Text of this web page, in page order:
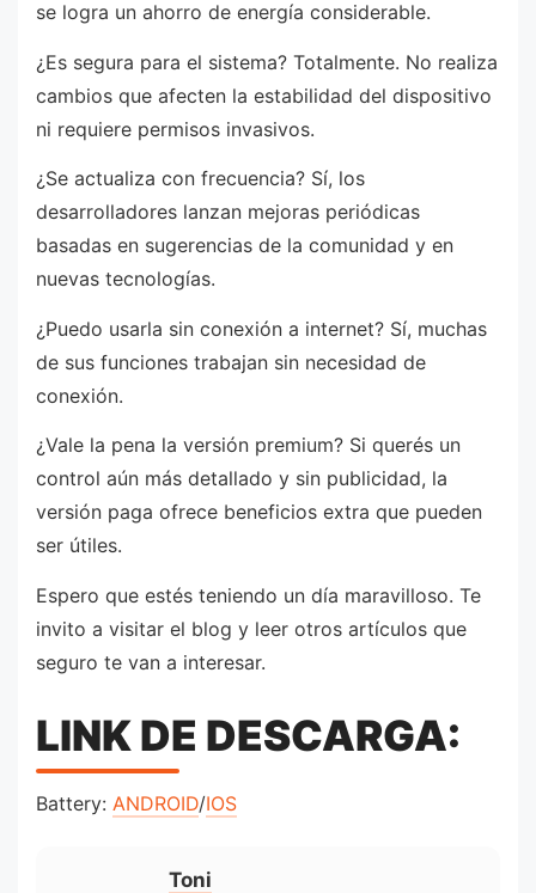
se logra un ahorro de energía considerable.
¿Es segura para el sistema? Totalmente. No realiza
cambios que afecten la estabilidad del dispositivo
ni requiere permisos invasivos.
¿Se actualiza con frecuencia? Sí, los
desarrolladores lanzan mejoras periódicas
basadas en sugerencias de la comunidad y en
nuevas tecnologías.
¿Puedo usarla sin conexión a internet? Sí, muchas
de sus funciones trabajan sin necesidad de
conexión.
¿Vale la pena la versión premium? Si querés un
control aún más detallado y sin publicidad, la
versión paga ofrece beneficios extra que pueden
ser útiles.
Espero que estés teniendo un día maravilloso. Te
invito a visitar el blog y leer otros artículos que
seguro te van a interesar.
LINK DE DESCARGA:
Battery: ANDROID/IOS
Toni